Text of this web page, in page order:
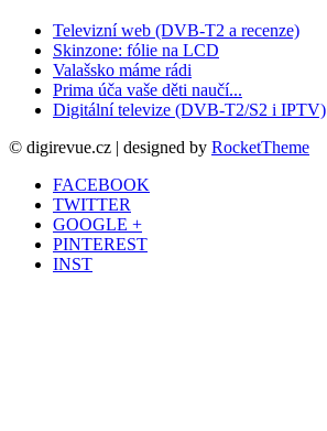
Televizní web (DVB-T2 a recenze)
Skinzone: fólie na LCD
Valašsko máme rádi
Prima úča vaše děti naučí...
Digitální televize (DVB-T2/S2 i IPTV)
© digirevue.cz | designed by RocketTheme
FACEBOOK
TWITTER
GOOGLE +
PINTEREST
INST